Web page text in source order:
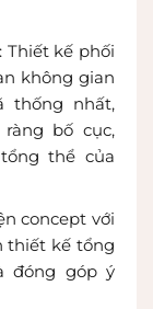
Thiết kế phối
không gian
thống nhất,
bố cục,
thể của
concept với
thiết kế tổng
đóng góp ý